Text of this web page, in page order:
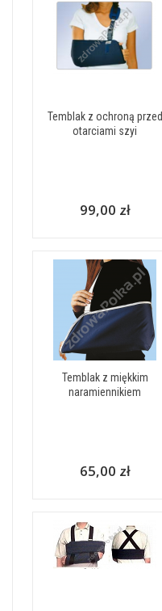
Temblak z ochroną przed
otarciami szyi
99,00 zł
Temblak z miękkim
naramiennikiem
65,00 zł